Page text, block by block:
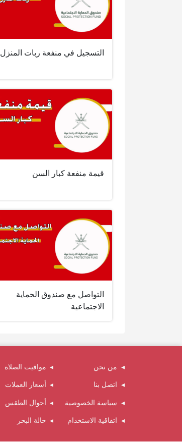
التسجيل في منفعة ربات المنزل
قيمة منفعة كبار السن
التواصل مع صندوق الحماية
الاجتماعية
من نحن
اتصل بنا
سياسة الخصوصية
اتفاقية الاستخدام
مواقيت الصلاة
أسعار العملات
أحوال الطقس
حالة البحر